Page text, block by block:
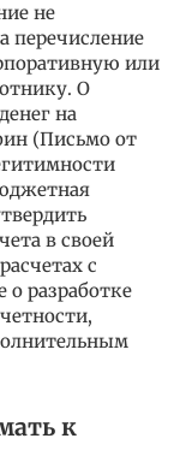
не
перечисление
или
О
на
(Письмо от
в своей
с
разработке
к